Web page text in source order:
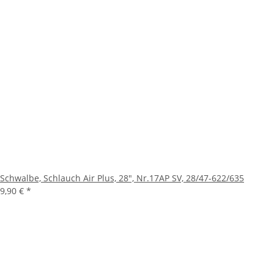
Schwalbe, Schlauch Air Plus, 28", Nr.17AP SV, 28/47-622/635
9,90 € *